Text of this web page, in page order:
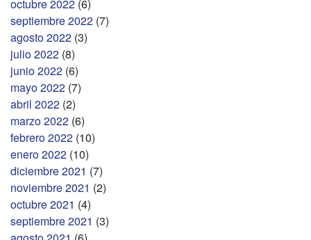
octubre 2022 (6)
septiembre 2022 (7)
agosto 2022 (3)
julio 2022 (8)
junio 2022 (6)
mayo 2022 (7)
abril 2022 (2)
marzo 2022 (6)
febrero 2022 (10)
enero 2022 (10)
diciembre 2021 (7)
noviembre 2021 (2)
octubre 2021 (4)
septiembre 2021 (3)